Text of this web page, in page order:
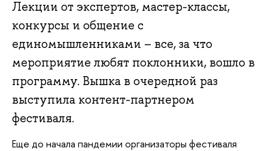
Лекции от экспертов, мастер-классы,
конкурсы и общение с
единомышленниками – все, за что
мероприятие любят поклонники, вошло в
программу. Вышка в очередной раз
выступила контент-партнером
фестиваля.
Еще до начала пандемии организаторы фестиваля